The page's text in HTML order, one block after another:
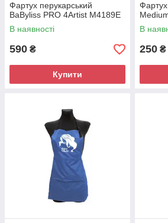
Фартух перукарський
BaByliss PRO 4Artist M4189E
В наявності
590 ₴
Купити
Фартух
В
250 ₴